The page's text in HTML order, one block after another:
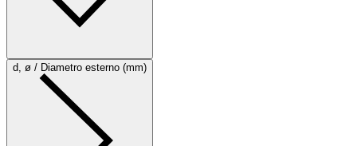
d, ø / Diametro esterno (mm)